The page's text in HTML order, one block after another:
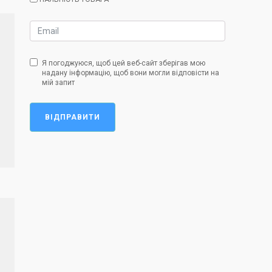
Я погоджуюся, щоб цей веб-сайт зберігав мою
надану інформацію, щоб вони могли відповісти на
мій запит
ВІДПРАВИТИ